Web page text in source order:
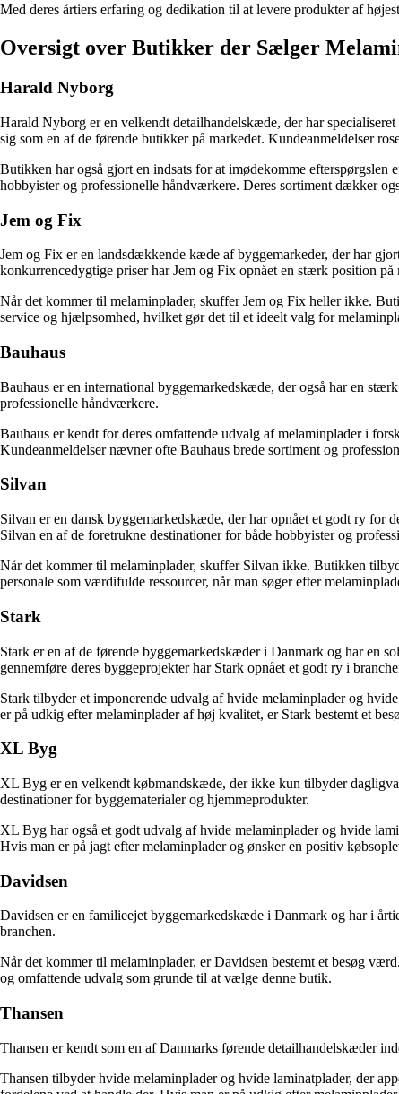
Med deres årtiers erfaring og dedikation til at levere produkter af
Oversigt over Butikker der Sælger
Harald Nyborg
Harald Nyborg er en velkendt detailhandelskæde, der har
sig som en af de førende butikker på markedet. Kundeanmeldelser
Butikken har også gjort en indsats for at imødekomme
hobbyister og professionelle håndværkere. Deres sortiment dækker
Jem og Fix
Jem og Fix er en landsdækkende kæde af byggemarkeder, der har
konkurrencedygtige priser har Jem og Fix opnået en stærk position på
Når det kommer til melaminplader, skuffer Jem og Fix heller ikke.
service og hjælpsomhed, hvilket gør det til et ideelt valg for
Bauhaus
Bauhaus er en international byggemarkedskæde, der også har en
professionelle håndværkere.
Bauhaus er kendt for deres omfattende udvalg af melaminplader i
Kundeanmeldelser nævner ofte Bauhaus brede sortiment og
Silvan
Silvan er en dansk byggemarkedskæde, der har opnået et godt ry for
Silvan en af de foretrukne destinationer for både hobbyister og
Når det kommer til melaminplader, skuffer Silvan ikke. Butikken
personale som værdifulde ressourcer, når man søger efter
Stark
Stark er en af de førende byggemarkedskæder i Danmark og har en
gennemføre deres byggeprojekter har Stark opnået et godt ry i
Stark tilbyder et imponerende udvalg af hvide melaminplader og
er på udkig efter melaminplader af høj kvalitet, er Stark bestemt et
XL Byg
XL Byg er en velkendt købmandskæde, der ikke kun tilbyder
destinationer for byggematerialer og hjemmeprodukter.
XL Byg har også et godt udvalg af hvide melaminplader og hvide
Hvis man er på jagt efter melaminplader og ønsker en positiv
Davidsen
Davidsen er en familieejet byggemarkedskæde i Danmark og har i
branchen.
Når det kommer til melaminplader, er Davidsen bestemt et besøg
og omfattende udvalg som grunde til at vælge denne butik.
Thansen
Thansen er kendt som en af Danmarks førende detailhandelskæder
Thansen tilbyder hvide melaminplader og hvide laminatplader, der